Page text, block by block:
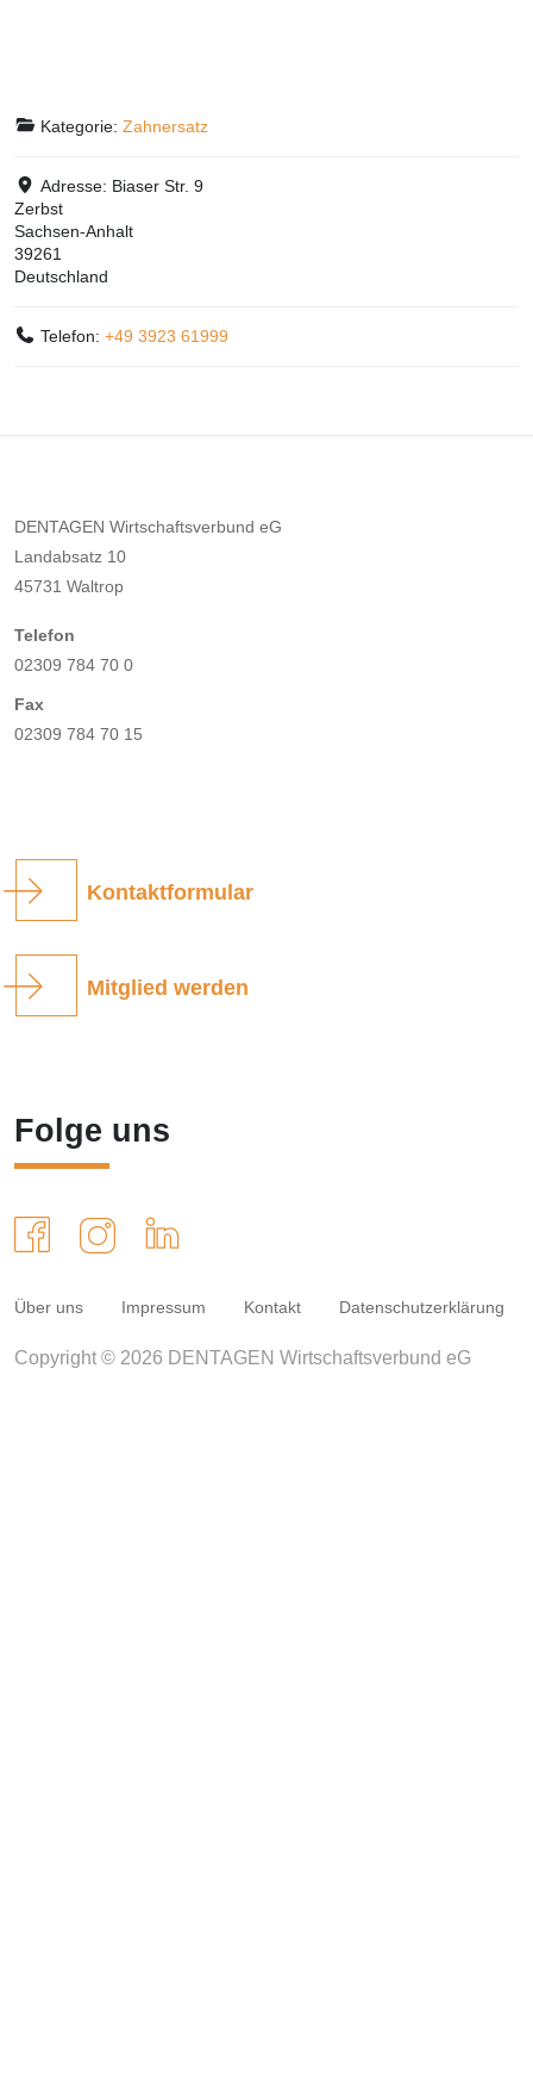
Kategorie:Zahnersatz
Adresse: Biaser Str. 9
Zerbst
Sachsen-Anhalt
39261
Deutschland
Telefon:+49 3923 61999
DENTAGEN Wirtschaftsverbund eG
Landabsatz 10
45731 Waltrop
Telefon
02309 784 70 0
Fax
02309 784 70 15
Kontaktformular
Mitglied werden
Folge uns
Über uns Impressum Kontakt Datenschutzerklärung
Copyright © 2026 DENTAGEN Wirtschaftsverbund eG